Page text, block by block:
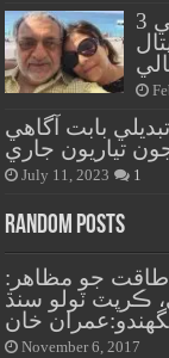
هزار خان بجاراڻي کي هڪ ۽ فريحا کي 3
تبديلي بابت آگاهي
تياريون جاري
July 11, 2023 1
Random Posts
طاقت جو مظاهر:
ڪرپٽ ٽولو سنڌ
خان
November 6, 2017